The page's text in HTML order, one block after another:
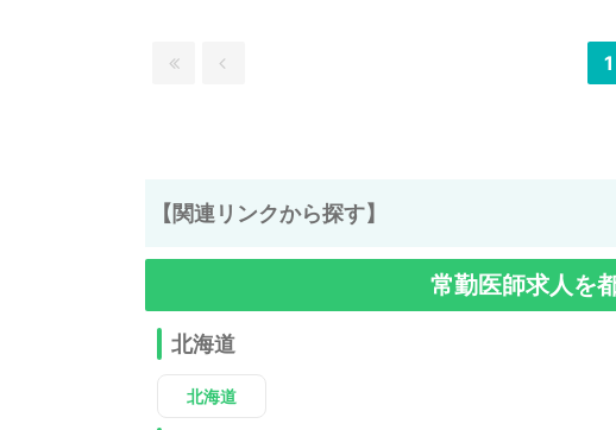
1
【関連リンクから探す】
常勤医師求人を
北海道
北海道